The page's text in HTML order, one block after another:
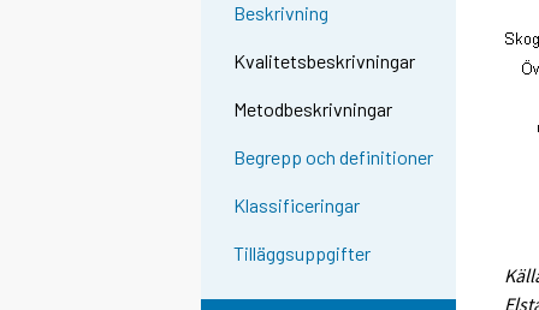
Beskrivning
Kvalitetsbeskrivningar
Metodbeskrivningar
Begrepp och definitioner
Klassificeringar
Tilläggsuppgifter